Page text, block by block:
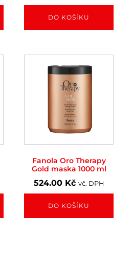
DO KOŠÍKU
Fanola Oro Therapy
Gold maska 1000 ml
524.00 Kč vč. DPH
DO KOŠÍKU